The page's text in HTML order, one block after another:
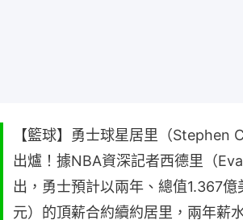
【籃球】勇士球星居里（Stephen
出爐！據NBA資深記者西德里（
出，勇士預計以兩年、總值1.367億
元）的頂薪合約續約居里，兩年薪